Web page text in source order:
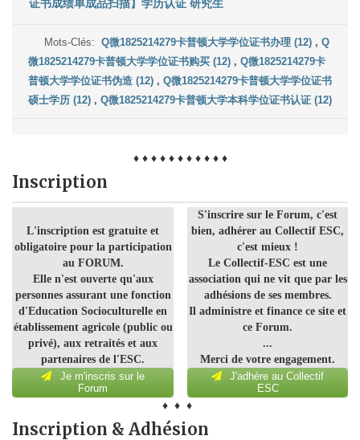
证书成绩单成品扫描】学历认证 研究生
Mots-Clés:Q微1825214279卡普顿大学学位证书办理 (12) , Q
微1825214279卡普顿大学学位证书购买 (12) , Q微1825214279卡
普顿大学学位证书伪造 (12) , Q微1825214279卡普顿大学学位证书
硕士学历 (12) , Q微1825214279卡普顿大学本科学位证书认证 (12)
♦ ♦ ♦ ♦ ♦ ♦ ♦ ♦ ♦ ♦ ♦
Inscription
L'inscription est gratuite et
obligatoire pour la participation
au FORUM.
Elle n'est ouverte qu'aux
personnes assurant une fonction
d'Education Socioculturelle en
établissement agricole (public ou
privé), aux retraités et aux
partenaires de l'ESC.
Je m'inscris sur le
Forum
S'inscrire sur le Forum, c'est
bien, adhérer au Collectif ESC,
c'est mieux !
Le Collectif-ESC est une
association qui ne vit que par les
adhésions de ses membres.
Il administre et finance ce site et
ce Forum.
...
Merci de votre engagement.
J'adhère au Collectif
ESC
♦ ♦ ♦
Inscription & Adhésion